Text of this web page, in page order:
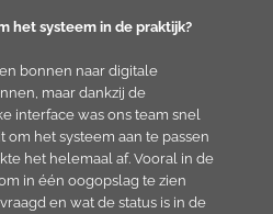
het systeem in de praktijk?
bonnen naar digitale
maar dankzij de
interface was ons team snel
het systeem aan te passen
het helemaal af. Vooral in de
in één oogopslag te zien
en wat de status is in de